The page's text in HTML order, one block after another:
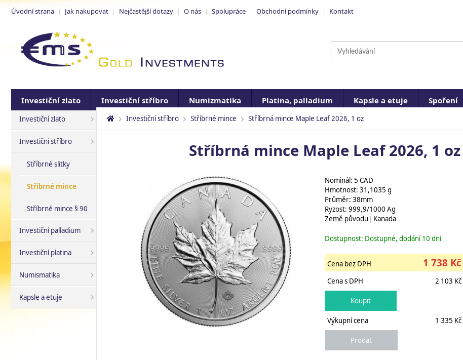
Úvodní strana | Jak nakupovat | Nejčastější dotazy | O nás | Spolupráce | Obchodní podmínky | Kontakt
Investiční zlato Investiční stříbro Numizmatika Platina, palladium Kapsle a etuje Spoření
Investiční zlato
Investiční stříbro
Stříbrné slitky
Stříbrné mince
Stříbrné mince § 90
Investiční palladium
Investiční platina
Numismatika
Kapsle a etuje
Investiční stříbro Stříbrné mince Stříbrná mince Maple Leaf 2026, 1 oz
Stříbrná mince Maple Leaf 2026, 1 oz
Nominál: 5 CAD
Hmotnost: 31,1035 g
Průměr: 38mm
Ryzost: 999,9/1000 Ag
Země původu| Kanada
Dostupnost: Dostupné, dodání 10 dní
Cena bez DPH 1 738 Kč
Cena s DPH
2 103 Kč
Výkupní cena 1 335 Kč